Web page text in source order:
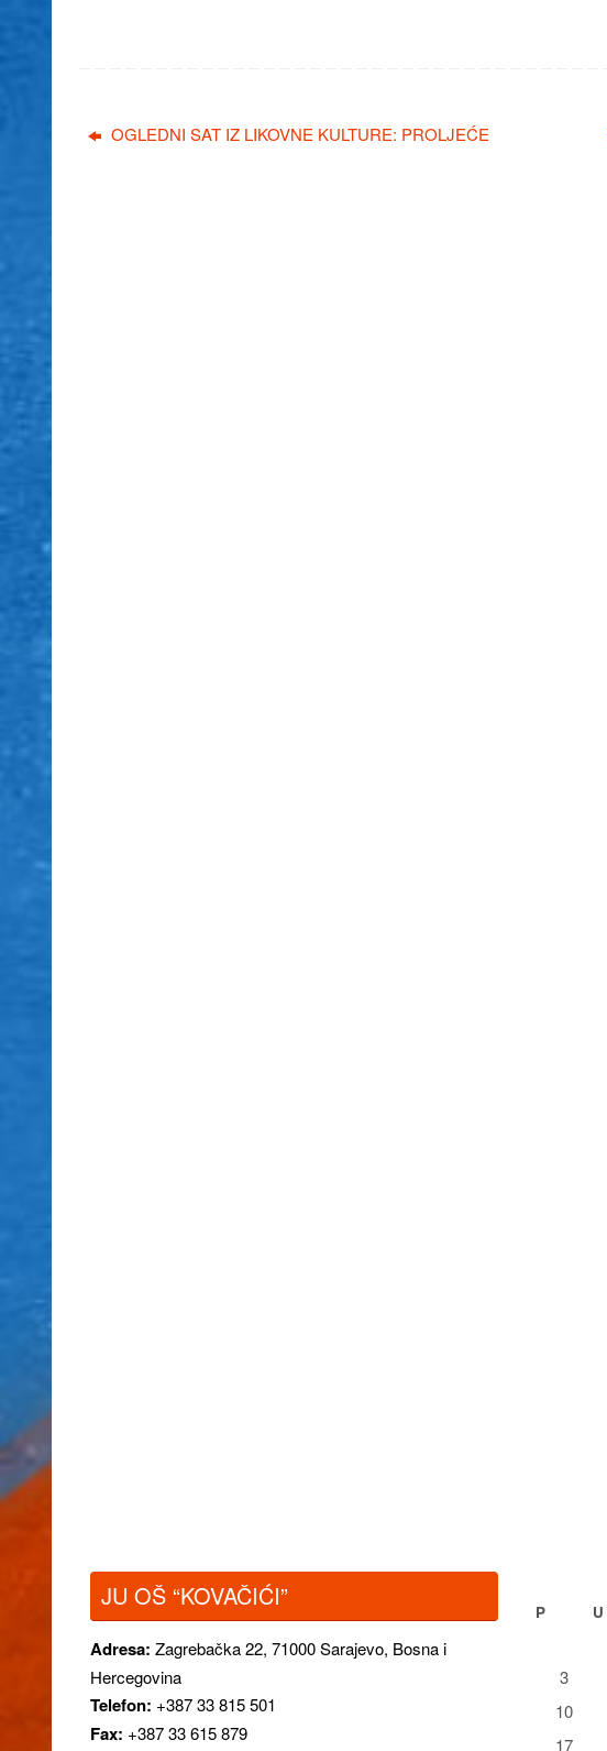
OGLEDNI SAT IZ LIKOVNE KULTURE: PROLJEĆE
JU OŠ “KOVAČIĆI”
Adresa: Zagrebačka 22, 71000 Sarajevo, Bosna i
Hercegovina
Telefon: +387 33 815 501
Fax: +387 33 615 879
P
U
3
10
17